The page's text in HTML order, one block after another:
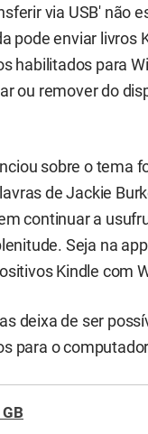
via USB' não
pode enviar livros
habilitados para
ou remover do
sobre o tema
de Jackie
continuar a
Seja na
Kindle com
deixa de ser
para o